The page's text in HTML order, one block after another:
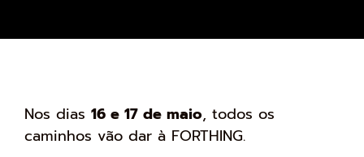
Nos dias 16 e 17 de maio, todos os
caminhos vão dar à FORTHING.